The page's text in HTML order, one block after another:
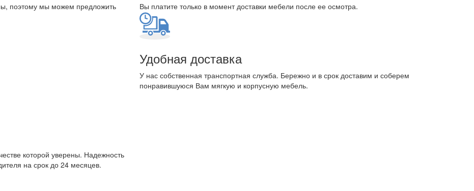
поэтому мы можем предложить
Вы платите только в момент доставки мебели после ее осмотра.
Удобная доставка
У нас собственная транспортная служба. Бережно и в срок доставим и соберем
понравившуюся Вам мягкую и корпусную мебель.
которой уверены. Надежность
на срок до 24 месяцев.